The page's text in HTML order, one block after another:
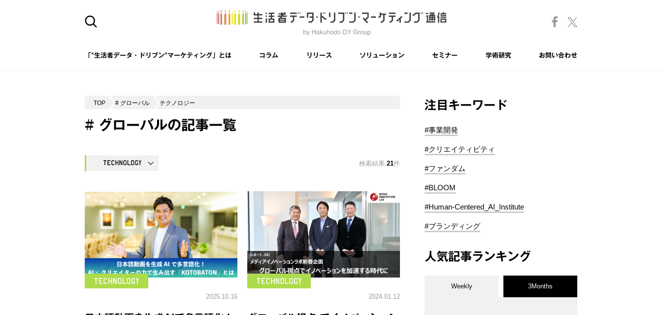
「"生活者データ・ドリブン"マーケティング」とは コラム リリース ソリューション セミナー 学術研究 お問い合わせ
TOP # グローバル テクノロジー
# グローバルの記事一覧
検索結果 21件
2025.10.16 2024.01.12
注目キーワード
#事業開発
#クリエイティビティ
#ファンダム
#BLOOM
#Human-Centered_AI_Institute
#ブランディング
人気記事ランキング
Weekly 3Months